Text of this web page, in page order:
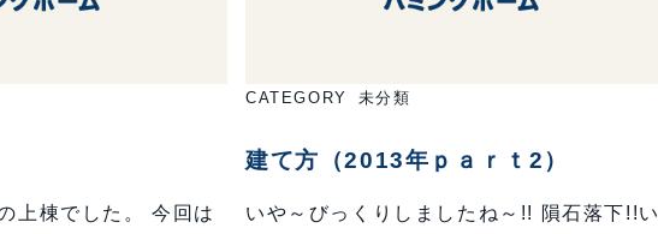
上棟でした。 今回は
CATEGORY 未分類
建て方（2013年ｐａｒｔ2）
いや～びっくりしましたね～!! 隕石落下!!い